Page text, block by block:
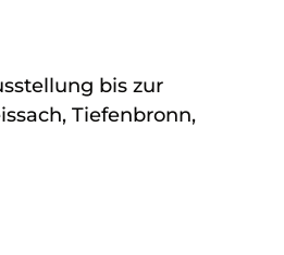
bis zur
Tiefenbronn,